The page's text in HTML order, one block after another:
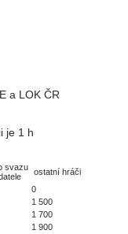
a LOK ČR
je 1 h
svazu ostatní hráči
0
1 500
1 700
1 900